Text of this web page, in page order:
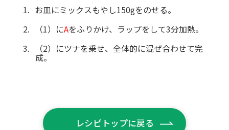
お皿にミックスもやし150gをのせる。
（1）にAをふりかけ、ラップをして3分加熱。
（2）にツナを乗せ、全体的に混ぜ合わせて完
成。
レシピトップに戻る